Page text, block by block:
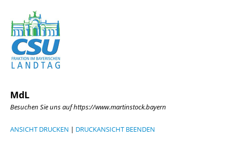
MdL
Besuchen Sie uns auf https://www.martinstock.bayern
ANSICHT DRUCKEN | DRUCKANSICHT BEENDEN